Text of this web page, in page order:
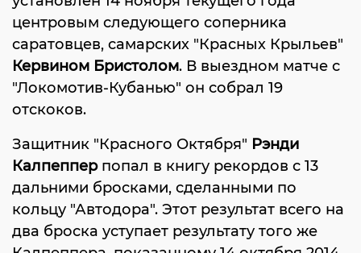
центровым следующего соперника
саратовцев, самарских "Красных Крыльев"
Кервином Бристолом. В выездном матче с
"Локомотив-Кубанью" он собрал 19
отскоков.
Защитник "Красного Октября" Рэнди
Калпепперпопал в книгу рекордов с 13
дальними бросками, сделанными по
кольцу "Автодора". Этот результат всего на
два броска уступает результату того же